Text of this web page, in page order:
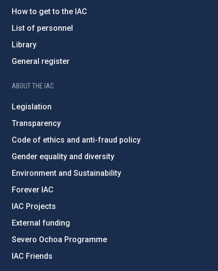
How to get to the IAC
List of personnel
Library
General register
ABOUT THE IAC
Legislation
Transparency
Code of ethics and anti-fraud policy
Gender equality and diversity
Environment and Sustainability
Forever IAC
IAC Projects
External funding
Severo Ochoa Programme
IAC Friends